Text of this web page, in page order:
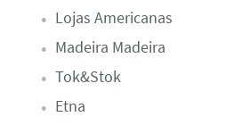
Lojas Americanas
Madeira Madeira
Tok&Stok
Etna